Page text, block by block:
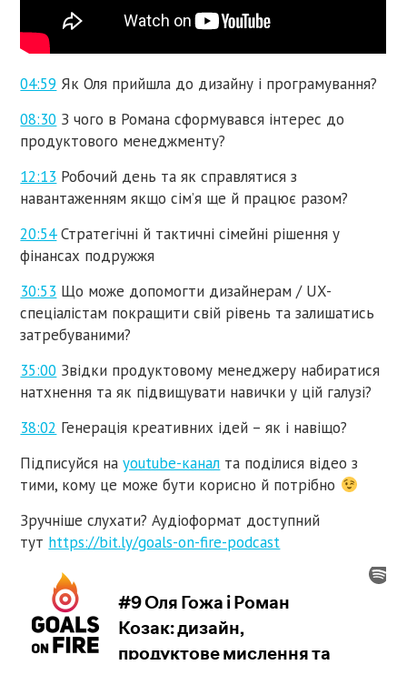
04:59 Як Оля прийшла до дизайну і програмування?
08:30 З чого в Романа сформувався інтерес до
продуктового менеджменту?
12:13 Робочий день та як справлятися з
навантаженням якщо сім’я ще й працює разом?
20:54Стратегічні й тактичні сімейні рішення у
фінансах подружжя
30:53 Що може допомогти дизайнерам / UX-
спеціалістам покращити свій рівень та залишатись
затребуваними?
35:00 Звідки продуктовому менеджеру набиратися
натхнення та як підвищувати навички у цій галузі?
38:02 Генерація креативних ідей – як і навіщо?
Підписуйся наyoutube-канал та поділися відео з
тими, кому це може бути корисно й потрібно
Зручніше слухати? Аудіоформат доступний
тут https://bit.ly/goals-on-fire-podcast